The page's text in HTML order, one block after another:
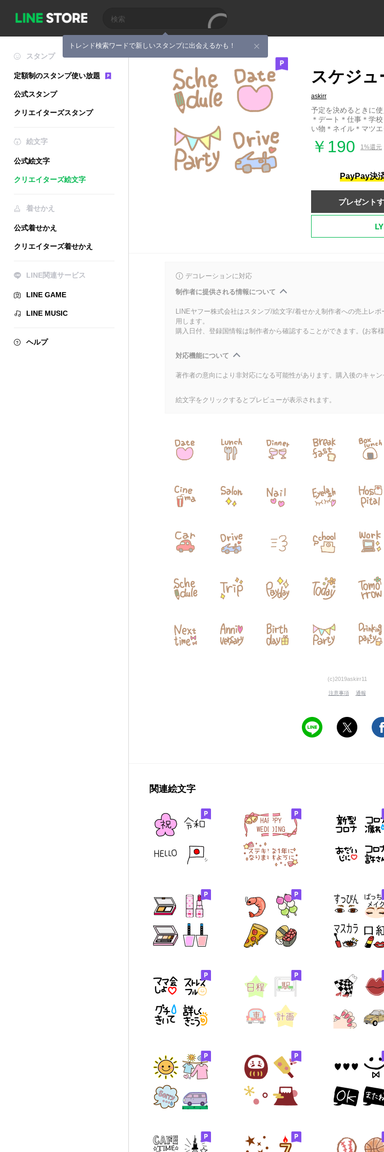
トレンド検索ワードで新しいスタンプに出会えるかも！
スタンプ
定額制のスタンプ使い放題
公式スタンプ
クリエイターズスタンプ
絵文字
公式絵文字
クリエイターズ絵文字
着せかえ
公式着せかえ
クリエイターズ着せかえ
LINE関連サービス
LINE GAME
LINE MUSIC
ヘルプ
スケジュ
askirr
予定を決めるときに
＊デート＊仕事＊学
い物＊ネイル＊マツ
￥190 1%還元
PayPay決
プレゼント
デコレーションに対応
制作者に提供される情報について
LINEヤフー株式会社はスタンプ/絵文字/着せかえ制作者への売上レ
用します。
購入日付、登録国情報は制作者から確認することができます。(お客
対応機能について
著作者の意向により非対応になる可能性があります。購入後のキャン
絵文字をクリックするとプレビューが表示されます。
(c)2019askirr11
注意事項 通報
関連絵文字